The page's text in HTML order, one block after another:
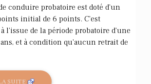
conduire probatoire est doté d'un
initial de 6 points. C'est
l'issue de la période probatoire d'une
et à condition qu'aucun retrait de
SUITE